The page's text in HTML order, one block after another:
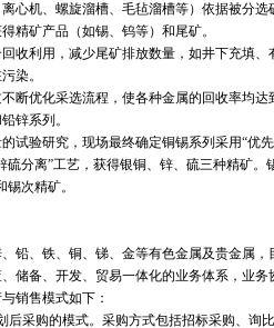
机、螺旋溜槽、毛毡溜槽等）依据被分选
精矿产品（如锡、钨等）和尾矿。
利用，减少尾矿排放数量，如井下充填、
染。
优化采选流程，使各种金属的回收率均达
锌系列。
验研究，现场最终确定铜锡系列采用“优
分离”工艺，获得银铜、锌、硫三种精矿。
次精矿。
、铁、铜、锑、金等有色金属及贵金属，
储备、开发、贸易一体化的业务体系，业
销售模式如下：
采购的模式。采购方式包括招标采购、询